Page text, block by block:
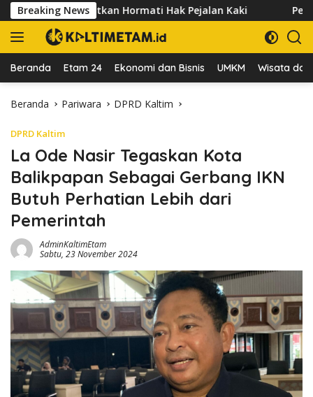
Langsung
ke
konten
Breaking News
Diingatkan Hormati Hak Pejalan Kaki Pedagang
Beranda Etam 24 Ekonomi dan Bisnis UMKM Wisata dan
Beranda Pariwara DPRD Kaltim
DPRD Kaltim
La Ode Nasir Tegaskan Kota
Balikpapan Sebagai Gerbang IKN
Butuh Perhatian Lebih dari
Pemerintah
AdminKaltimEtam
Sabtu, 23 November 2024